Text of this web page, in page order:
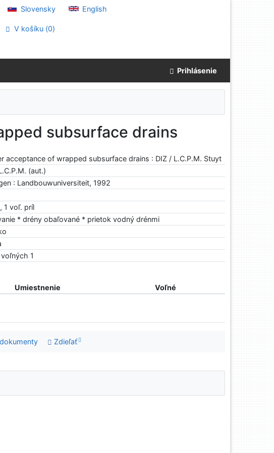
Slovensky English
V košíku (0)
Prihlásenie
subsurface drains
acceptance of wrapped subsurface drains : DIZ / L.C.P.M. Stuyt
(aut.)
: Landbouwuniversiteit, 1992
1 voľ. príl
* drény obaľované * prietok vodný drénmi
1
Umiestnenie
Voľné
Zdieľať